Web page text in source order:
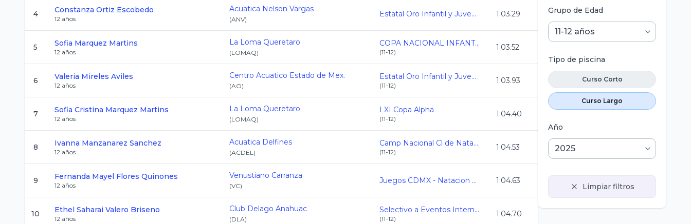
4 Constanza Ortiz Escobedo
12 años
Acuatica Nelson Vargas
(ANV)
Estatal Oro Infantil y Juvenil C.L. 2024-2025 1:03.29
5 Sofia Marquez Martins
12 años
La Loma Queretaro
(LOMAQ)
COPA NACIONAL INFANTIL AMDETNA
(11-12)
1:03.52
6 Valeria Mireles Aviles
12 años
Centro Acuatico Estado de Mex.
(AO)
Estatal Oro Infantil y Juvenil C.L. 2024-2025
(11-12)
1:03.93
7 Sofia Cristina Marquez Martins
12 años
La Loma Queretaro
(LOMAQ)
LXI Copa Alpha
(11-12)
1:04.40
8 Ivanna Manzanarez Sanchez
12 años
Acuatica Delfines
(ACDEL)
Camp Nacional Cl de Natacion y Aguas Abiertas
(11-12)
1:04.53
9 Fernanda Mayel Flores Quinones
12 años
Venustiano Carranza
(VC)
Juegos CDMX - Natacion 2024-2025 1:04.63
10 Ethel Saharai Valero Briseno
12 años
Club Delago Anahuac
(DLA)
Selectivo a Eventos Internacionales
(11-12)
1:04.70
Grupo de Edad
Tipo de piscina
Curso Corto
Curso Largo
Año
Limpiar filtros